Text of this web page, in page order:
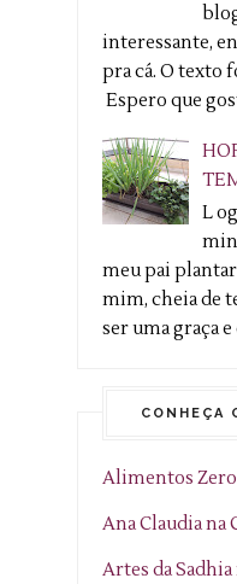
interessante,
pra cá. O texto
Espero que
L
meu pai
mim, cheia de
ser uma graça e
CONHEÇA
Alimentos Zero
Ana Claudia na
Artes da